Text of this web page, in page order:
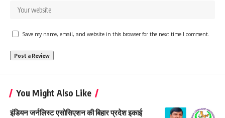
Save my name, email, and website in this browser for the next time I comment.
You Might Also Like
इंडियन जर्नलिस्ट एसोसिएशन की बिहार प्रदेश इकाई